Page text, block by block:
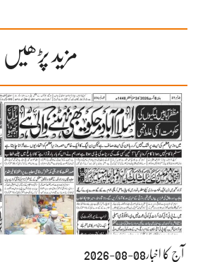
مزید پڑھیں
آج کا اخبار08-08-2026